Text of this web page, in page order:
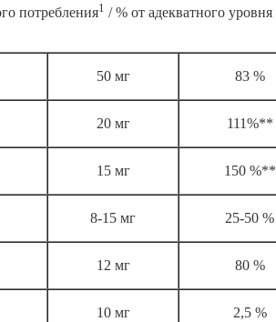
потребления1 / % от адекватного уровня
50 мг 83 %
20 мг 111%**
15 мг 150 %**
8-15 мг 25-50 %
12 мг 80 %
10 мг 2,5 %